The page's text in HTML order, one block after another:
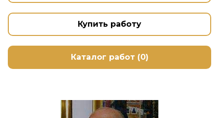
Купить работу
Каталог работ (0)